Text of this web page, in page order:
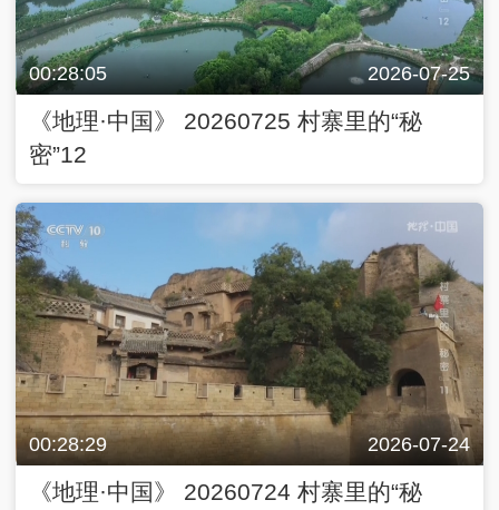
00:28:05 2026-07-25
《地理·中国》 20260725 村寨里的“秘
密”12
00:28:29 2026-07-24
《地理·中国》 20260724 村寨里的“秘